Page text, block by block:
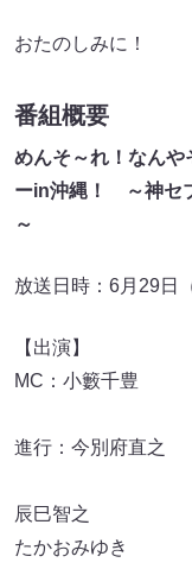
おたのしみに！
番組概要
めんそ～れ！なんや
ーin沖縄！ ～神セ
～
放送日時：6月29日
【出演】
MC：小籔千豊
進行：今別府直之
辰巳智之
たかおみゆき